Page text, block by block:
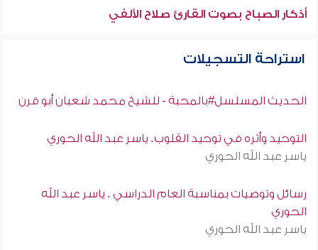
أذكار الصباح بصوت القارئ صلاح الألفي
استراحة التسجيلات
الحديث المسلسل#بالمحبة - للشيخ محمد شعبان أبو قرن
التوحيد وأثره في توحيد القلوب. ياسر عبد الله الحوري
ياسر عبد الله الحوري
رسائل وتوصيات بمناسبة العام الدراسي . ياسر عبد الله
الحوري
ياسر عبد الله الحوري